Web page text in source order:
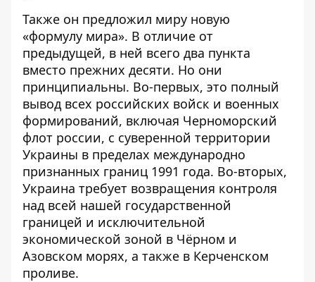
Также он предложил миру новую
«формулу мира». В отличие от
предыдущей, в ней всего два пункта
вместо прежних десяти. Но они
принципиальны. Во-первых, это полный
вывод всех российских войск и военных
формирований, включая Черноморский
флот россии, с суверенной территории
Украины в пределах международно
признанных границ 1991 года. Во-вторых,
Украина требует возвращения контроля
над всей нашей государственной
границей и исключительной
экономической зоной в Чёрном и
Азовском морях, а также в Керченском
проливе.